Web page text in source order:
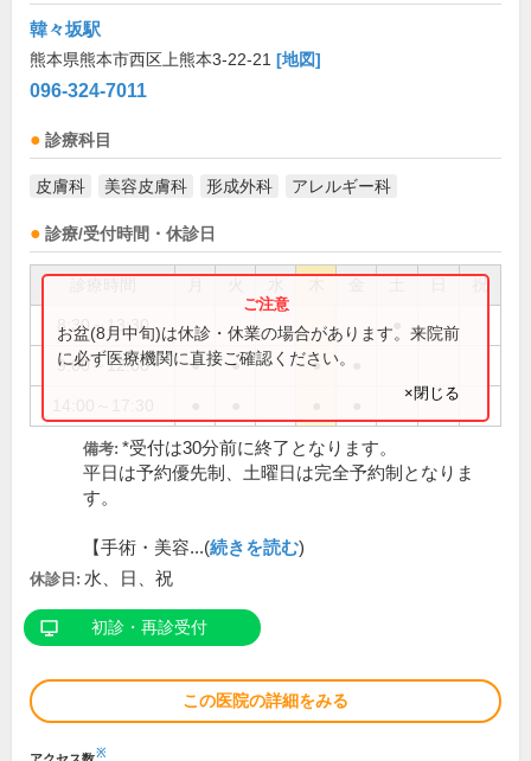
韓々坂駅
熊本県熊本市西区上熊本3-22-21 [地図]
096-324-7011
診療科目
皮膚科 美容皮膚科 形成外科 アレルギー科
診療/受付時間・休診日
祝
8:30～13:30
9:00～12:00 ● ● ●
お盆(8月中旬)は休診・休業の場合があります。来院前
に必ず医療機関に直接ご確認ください。
×閉じる
備考: *受付は30分前に終了となります。
平日は予約優先制、土曜日は完全予約制となりま
す。
【手術・美容...(続きを読む)
休診日: 水、日、祝
初診・再診受付
この医院の詳細をみる
※